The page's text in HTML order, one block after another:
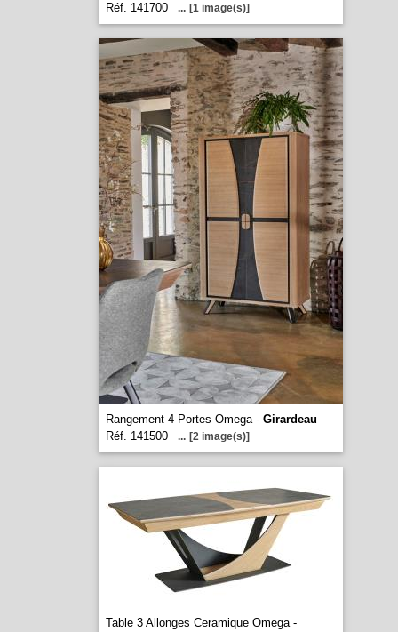
Réf. 141700
... [1 image(s)]
Rangement 4 Portes Omega - Girardeau
Réf. 141500
... [2 image(s)]
Table 3 Allonges Ceramique Omega -